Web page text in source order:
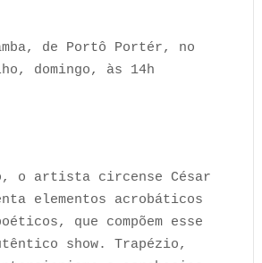
de Portô Portér, no
domingo, às 14h
o artista circense César
elementos acrobáticos
que compõem esse
show. Trapézio,